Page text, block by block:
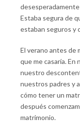
Estaba segura de
estaban seguros y
El verano antes de
que me casaría. En
nuestro
nuestros padres y
cómo tener un
después
matrimonio.